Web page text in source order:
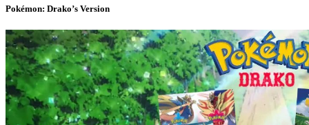
Pokémon: Drako’s Version